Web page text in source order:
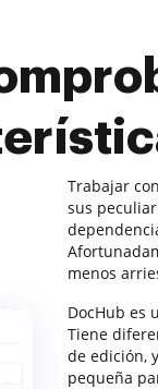
Trabajar
sus
menos
DocHub es
Tiene
de edición,
pequeña